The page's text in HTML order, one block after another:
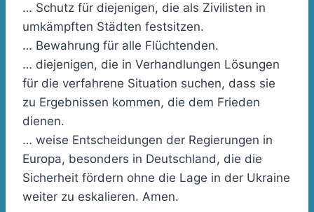
… Schutz für diejenigen, die als Zivilisten in
umkämpften Städten festsitzen.
… Bewahrung für alle Flüchtenden.
… diejenigen, die in Verhandlungen Lösungen
für die verfahrene Situation suchen, dass sie
zu Ergebnissen kommen, die dem Frieden
dienen.
… weise Entscheidungen der Regierungen in
Europa, besonders in Deutschland, die die
Sicherheit fördern ohne die Lage in der Ukraine
weiter zu eskalieren. Amen.